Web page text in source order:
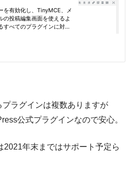
プラグインは複数ありますが
公式プラグインなので安心。
2021年末まではサポート予定ら